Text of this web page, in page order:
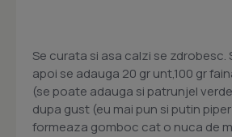
Se curata si asa calzi se zdrobesc.
apoi se adauga 20 gr unt,100 gr
(se poate adauga si patrunjel
dupa gust (eu mai pun si putin piper
formeaza gomboc cat o nuca de